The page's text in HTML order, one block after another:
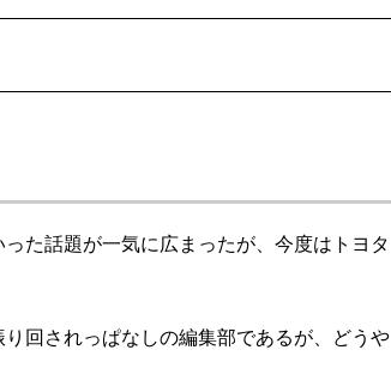
た話題が一気に広まったが、今度はトヨタ
回されっぱなしの編集部であるが、どうや